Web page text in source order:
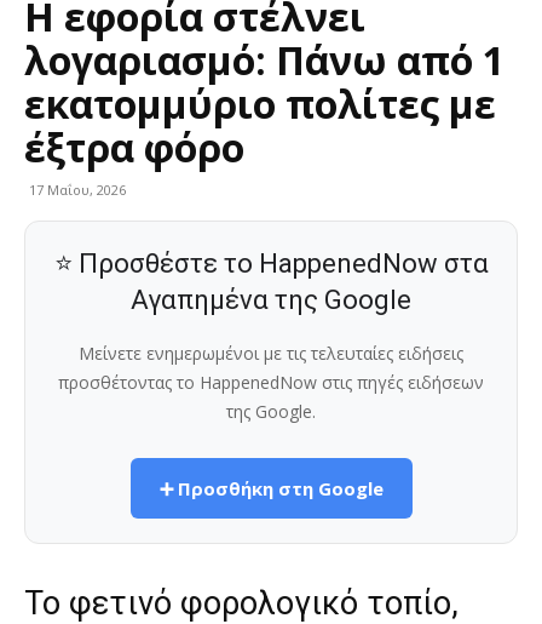
Η εφορία στέλνει
λογαριασμό: Πάνω από 1
εκατομμύριο πολίτες με
έξτρα φόρο
17 Μαΐου, 2026
⭐ Προσθέστε το HappenedNow στα
Αγαπημένα της Google
Μείνετε ενημερωμένοι με τις τελευταίες ειδήσεις
προσθέτοντας το HappenedNow στις πηγές ειδήσεων
της Google.
➕ Προσθήκη στη Google
Το φετινό φορολογικό τοπίο,